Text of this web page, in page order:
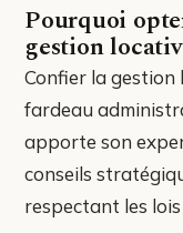
Pourquoi
gestion
Confier la gestion
fardeau
apporte son
conseils
respectant les